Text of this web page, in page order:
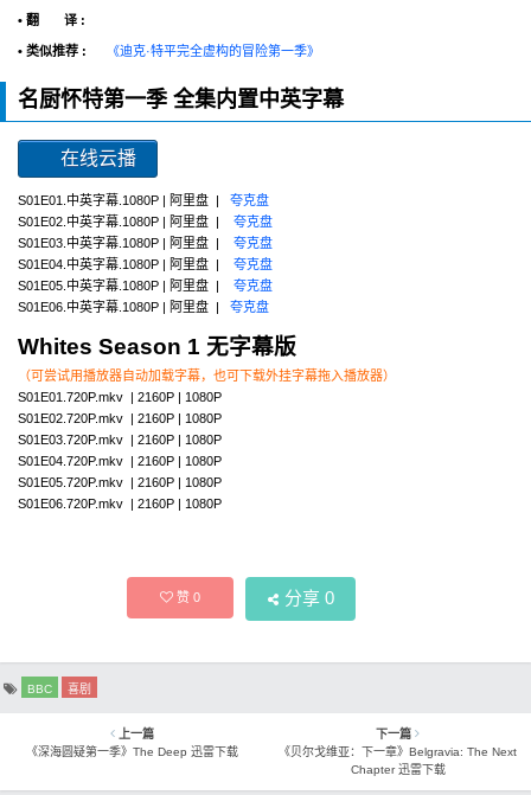
• 翻 译 :
• 类似推荐 : 《迪克·特平完全虚构的冒险第一季》
名厨怀特第一季 全集内置中英字幕
在线云播
S01E01.中英字幕.1080P | 阿里盘 | 夸克盘
S01E02.中英字幕.1080P | 阿里盘 | 夸克盘
S01E03.中英字幕.1080P | 阿里盘 | 夸克盘
S01E04.中英字幕.1080P | 阿里盘 | 夸克盘
S01E05.中英字幕.1080P | 阿里盘 | 夸克盘
S01E06.中英字幕.1080P | 阿里盘 | 夸克盘
Whites Season 1 无字幕版
（可尝试用播放器自动加载字幕，也可下载外挂字幕拖入播放器）
S01E01.720P.mkv | 2160P | 1080P
S01E02.720P.mkv | 2160P | 1080P
S01E03.720P.mkv | 2160P | 1080P
S01E04.720P.mkv | 2160P | 1080P
S01E05.720P.mkv | 2160P | 1080P
S01E06.720P.mkv | 2160P | 1080P
赞0 分享 0
BBC 喜剧
上一篇
《深海圆疑第一季》The Deep 迅雷下载
下一篇
《贝尔戈维亚：下一章》Belgravia: The Next
Chapter 迅雷下载